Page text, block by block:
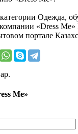
Одежда,
«Dress
портале
Me»